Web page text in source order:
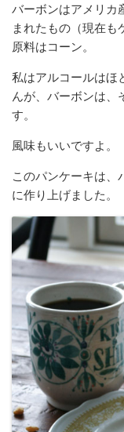
バーボンはアメリカ
まれたもの（現在も
原料はコーン。
私はアルコールはほ
んが、バーボンは、
す。
風味もいいですよ。
このパンケーキは、
に作り上げました。